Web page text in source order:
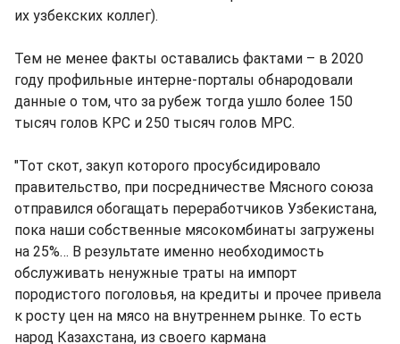
их узбекских коллег).
Тем не менее факты оставались фактами – в 2020
году профильные интерне-порталы обнародовали
данные о том, что за рубеж тогда ушло более 150
тысяч голов КРС и 250 тысяч голов МРС.
"Тот скот, закуп которого просубсидировало
правительство, при посредничестве Мясного союза
отправился обогащать переработчиков Узбекистана,
пока наши собственные мясокомбинаты загружены
на 25%… В результате именно необходимость
обслуживать ненужные траты на импорт
породистого поголовья, на кредиты и прочее привела
к росту цен на мясо на внутреннем рынке. То есть
народ Казахстана, из своего кармана